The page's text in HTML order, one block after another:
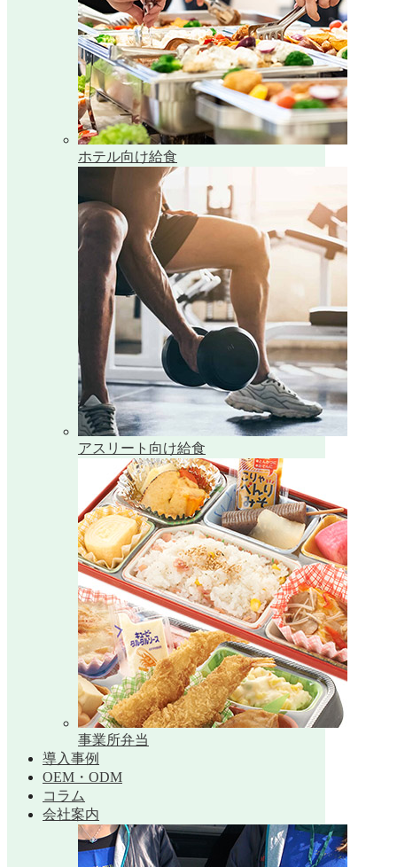
ホテル向け給食
アスリート向け給食
事業所弁当
導入事例
OEM・ODM
コラム
会社案内